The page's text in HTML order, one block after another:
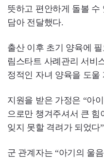
뜻하고 편안하게 돌볼
담아 전달했다.
출산 이후 초기 양육에
림스타트 사례관리 서비
정적인 자녀 양육을 도울
지원을 받은 가정은 “아
으로만 챙겨주셔서 큰 힘
잊지 못할 격려가 되었다
군 관계자는 “아기의 울